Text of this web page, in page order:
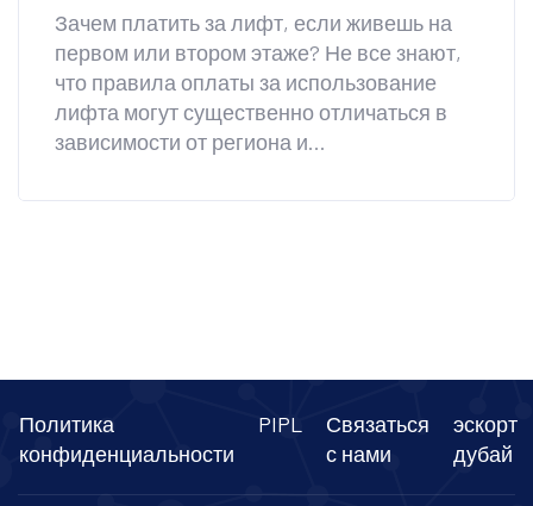
Зачем платить за лифт, если живешь на
первом или втором этаже? Не все знают,
что правила оплаты за использование
лифта могут существенно отличаться в
зависимости от региона и
рассмотрим, на каких этажах обычно не
советы и факты о платеже за лифт.
Политика
конфиденциальности
PIPL
Связаться
с нами
эскорт
дубай